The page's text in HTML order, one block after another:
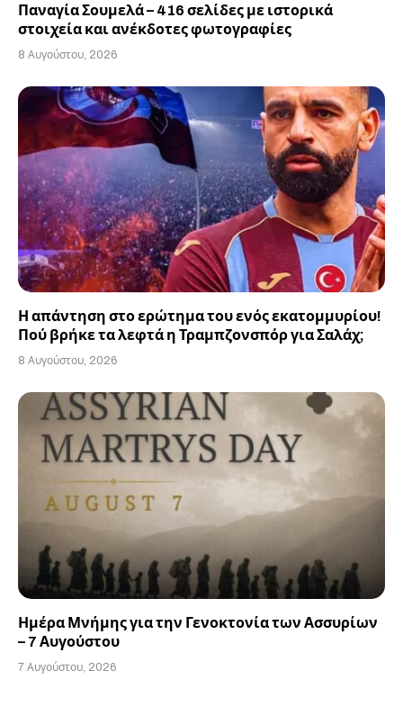
Παναγία Σουμελά – 416 σελίδες με ιστορικά
στοιχεία και ανέκδοτες φωτογραφίες
8 Αυγούστου, 2026
Η απάντηση στο ερώτημα του ενός εκατομμυρίου!
Πού βρήκε τα λεφτά η Τραμπζονσπόρ για Σαλάχ;
8 Αυγούστου, 2026
Ημέρα Μνήμης για την Γενοκτονία των Ασσυρίων
– 7 Αυγούστου
7 Αυγούστου, 2026